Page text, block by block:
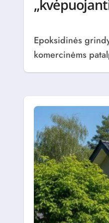
Epoksidinės grindys jau daugelį metų laikomos vienu patikimiausių sprendimų pramoninėms ir
komercinėms